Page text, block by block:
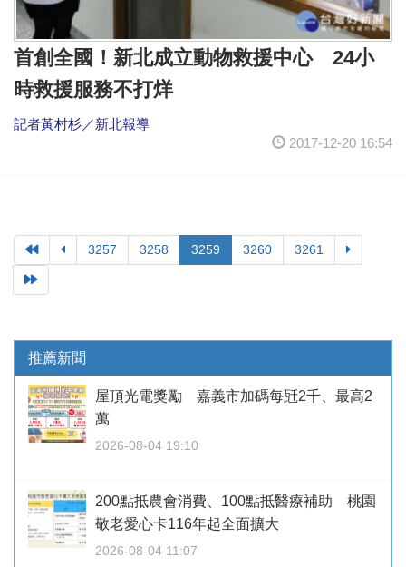
首創全國！新北成立動物救援中心 24小
時救援服務不打烊
記者黃村杉／新北報導
2017-12-20 16:54
3257 3258 3259 3260 3261
推薦新聞
屋頂光電獎勵 嘉義市加碼每瓩2千、最高2
萬
2026-08-04 19:10
200點抵農會消費、100點抵醫療補助 桃園
敬老愛心卡116年起全面擴大
2026-08-04 11:07